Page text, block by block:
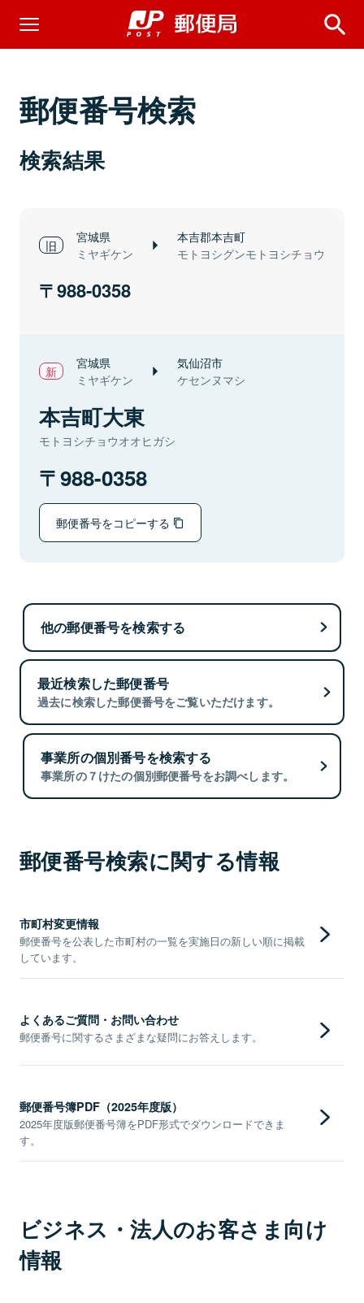
郵便番号検索
検索結果
宮城県
ミヤギケン
本吉郡本吉町
モトヨシグンモトヨシチョウ
988-0358
宮城県
ミヤギケン
気仙沼市
ケセンヌマシ
本吉町大東
モトヨシチョウオオヒガシ
988-0358
郵便番号をコピーする
他の郵便番号を検索する
最近検索した郵便番号
過去に検索した郵便番号をご覧いただけます。
事業所の個別番号を検索する
事業所の７けたの個別郵便番号をお調べします。
郵便番号検索に関する情報
市町村変更情報
郵便番号を公表した市町村の一覧を実施日の新しい順に掲載
しています。
よくあるご質問・お問い合わせ
郵便番号に関するさまざまな疑問にお答えします。
郵便番号簿PDF（2025年度版）
2025年度版郵便番号簿をPDF形式でダウンロードできま
す。
ビジネス・法人のお客さま向け
情報